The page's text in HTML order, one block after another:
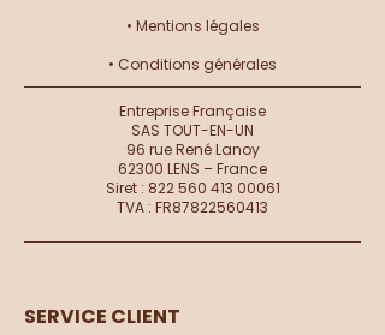
• Mentions légales
• Conditions générales
Entreprise Française
SAS TOUT-EN-UN
96 rue René Lanoy
62300 LENS – France
Siret : 822 560 413 00061
TVA : FR87822560413
SERVICE CLIENT